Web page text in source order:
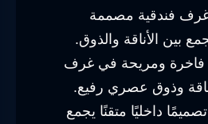
فندقية مصممة
بين الأناقة والذوق.
فاخرة ومريحة في غرف
وذوق عصري رفيع.
داخليًا متقنًا يجمع